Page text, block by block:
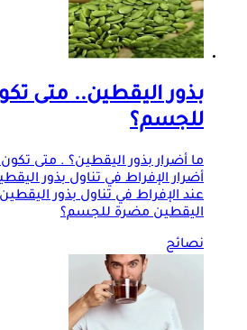
بذور اليقطين.. متى
للجسم؟
ما أضرار بذور اليقطين؟ . متى
أضرار الإفراط في تناول بذور
عند الإفراط في تناول بذور
اليقطين مضرة للجسم؟
نصائح